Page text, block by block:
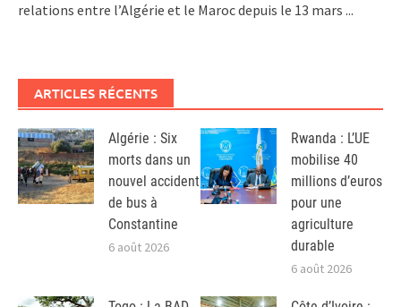
relations entre l’Algérie et le Maroc depuis le 13 mars ...
ARTICLES RÉCENTS
Algérie : Six
morts dans un
nouvel accident
de bus à
Constantine
6 août 2026
Rwanda : L’UE
mobilise 40
millions d’euros
pour une
agriculture
durable
6 août 2026